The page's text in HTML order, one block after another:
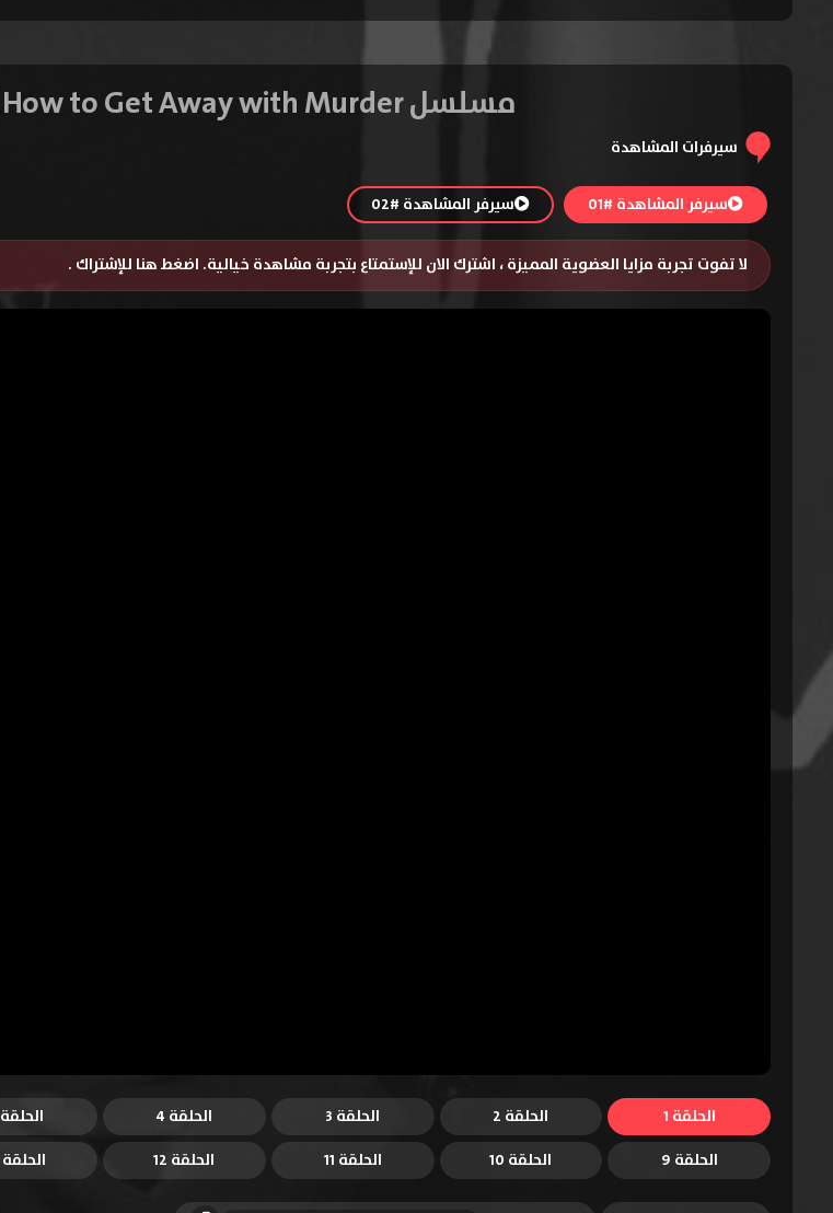
مسلسل How to Get Away with Murder الموسم الثالث – الحلقة 1
سيرفرات المشاهدة
سيرفر المشاهدة #01 سيرفر المشاهدة #02
لا تفوت تجربة مزايا العضوية المميزة ، اشترك الان للإستمتاع بتجربة مشاهدة خيالية. اضغط هنا للإشتراك .
الحلقة 1 الحلقة 2 الحلقة 3 الحلقة 4 الحلقة 5
الحلقة 9
الحلقة 10 الحلقة 11 الحلقة 12 الحلقة 13